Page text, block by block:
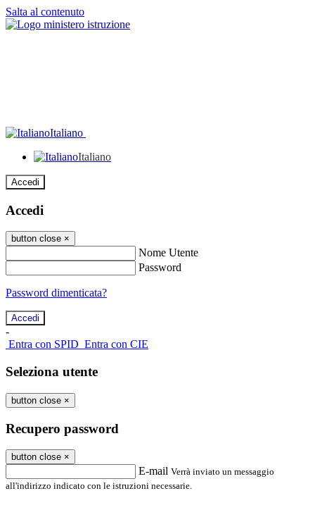
Salta al contenuto
Italiano
Italiano
Accedi
Accedi
button close ×
Nome Utente
Password
Password dimenticata?
-
Entra con SPID Entra con CIE
Seleziona utente
button close ×
Recupero password
button close ×
E-mail Verrà inviato un messaggio
all'indirizzo indicato con le istruzioni necessarie.